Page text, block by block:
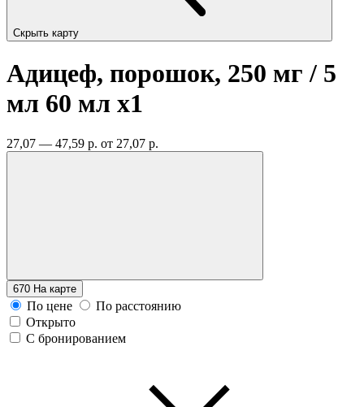
Скрыть карту
Адицеф, порошок, 250 мг / 5
мл 60 мл x1
27,07 — 47,59 р. от 27,07 р.
670 На карте
По цене
По расстоянию
Открыто
С бронированием